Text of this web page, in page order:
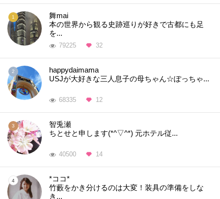
舞mai
本の世界から観る史跡巡りが好きで古都にも足
を...
79225 32
happydaimama
USJが大好きな三人息子の母ちゃん☆ぽっちゃ...
68335 12
智兎瀬
ちとせと申します(*^▽^*) 元ホテル従...
40500 14
*ココ*
竹藪をかき分けるのは大変！装具の準備をしな
き...